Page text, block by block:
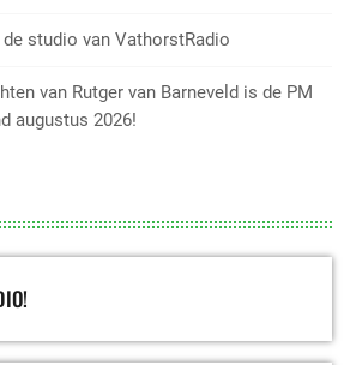
studio van VathorstRadio
van Rutger van Barneveld is de PM
augustus 2026!